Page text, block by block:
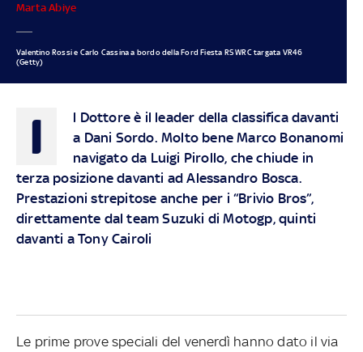
Marta Abiye
Valentino Rossi e Carlo Cassina a bordo della Ford Fiesta RS WRC targata VR46
(Getty)
I
l Dottore è il leader della classifica davanti
a Dani Sordo. Molto bene Marco Bonanomi
navigato da Luigi Pirollo, che chiude in
terza posizione davanti ad Alessandro Bosca.
Prestazioni strepitose anche per i “Brivio Bros”,
direttamente dal team Suzuki di Motogp, quinti
davanti a Tony Cairoli
Le prime prove speciali del venerdì hanno dato il via